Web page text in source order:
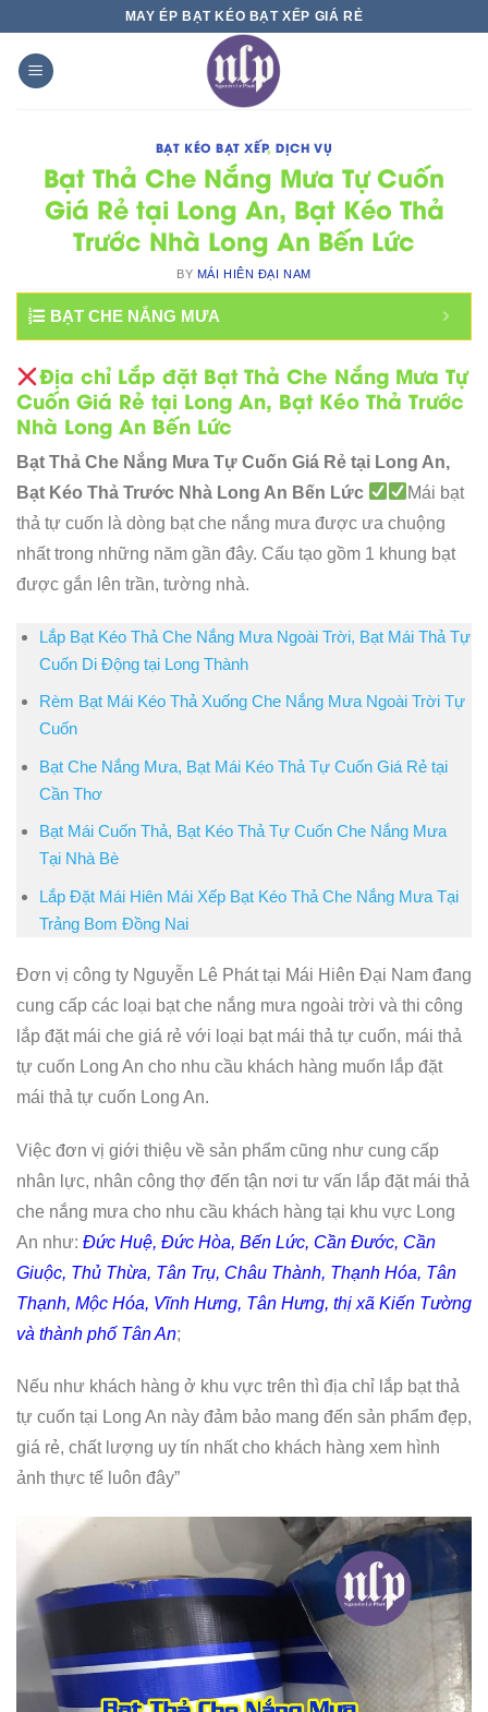
content
MAY ÉP BẠT KÉO BẠT XẾP GIÁ RẺ
BẠT KÉO BẠT XẾP,DỊCH VỤ
Bạt Thả Che Nắng Mưa Tự Cuốn
Giá Rẻ tại Long An, Bạt Kéo Thả
Trước Nhà Long An Bến Lức
BY MÁI HIÊN ĐẠI NAM
BẠT CHE NẮNG MƯA
Địa chỉ Lắp đặt Bạt Thả Che Nắng Mưa Tự
Cuốn Giá Rẻ tại Long An, Bạt Kéo Thả Trước
Nhà Long An Bến Lức
Bạt Thả Che Nắng Mưa Tự Cuốn Giá Rẻ tại Long An,
Bạt Kéo Thả Trước Nhà Long An Bến Lức
Mái bạt
thả tự cuốn là dòng bạt che nắng mưa được ưa chuộng
nhất trong những năm gần đây. Cấu tạo gồm 1 khung bạt
được gắn lên trần, tường nhà.
Lắp Bạt Kéo Thả Che Nắng Mưa Ngoài Trời, Bạt Mái Thả Tự
Cuốn Di Động tại Long Thành
Rèm Bạt Mái Kéo Thả Xuống Che Nắng Mưa Ngoài Trời Tự
Cuốn
Bạt Che Nắng Mưa, Bạt Mái Kéo Thả Tự Cuốn Giá Rẻ tại
Cần Thơ
Bạt Mái Cuốn Thả, Bạt Kéo Thả Tự Cuốn Che Nắng Mưa
Tại Nhà Bè
Lắp Đặt Mái Hiên Mái Xếp Bạt Kéo Thả Che Nắng Mưa Tại
Trảng Bom Đồng Nai
Đơn vị công ty Nguyễn Lê Phát tại Mái Hiên Đại Nam đang
cung cấp các loại bạt che nắng mưa ngoài trời và thi công
lắp đặt mái che giá rẻ với loại bạt mái thả tự cuốn, mái thả
tự cuốn Long An cho nhu cầu khách hàng muốn lắp đặt
mái thả tự cuốn Long An.
Việc đơn vị giới thiệu về sản phẩm cũng như cung cấp
nhân lực, nhân công thợ đến tận nơi tư vấn lắp đặt mái thả
che nắng mưa cho nhu cầu khách hàng tại khu vực Long
An như: Đức Huệ, Đức Hòa, Bến Lức, Cần Đước, Cần
Giuộc, Thủ Thừa, Tân Trụ, Châu Thành, Thạnh Hóa, Tân
Thạnh, Mộc Hóa, Vĩnh Hưng, Tân Hưng, thị xã Kiến Tường
và thành phố Tân An;
Nếu như khách hàng ở khu vực trên thì địa chỉ lắp bạt thả
tự cuốn tại Long An này đảm bảo mang đến sản phẩm đẹp,
giá rẻ, chất lượng uy tín nhất cho khách hàng xem hình
ảnh thực tế luôn đây”